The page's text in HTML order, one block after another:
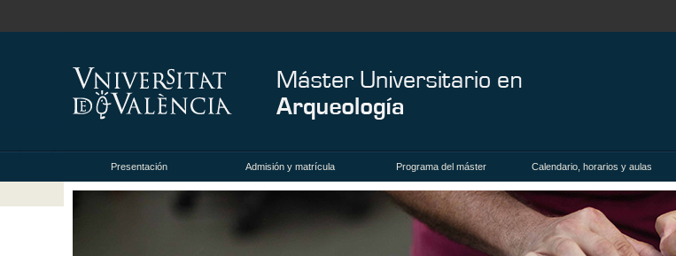
Presentación Admisión y matrícula Programa del máster Calendario, horarios y aulas